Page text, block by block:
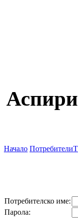
Начало Потребители
Потребителско име:
Парола: